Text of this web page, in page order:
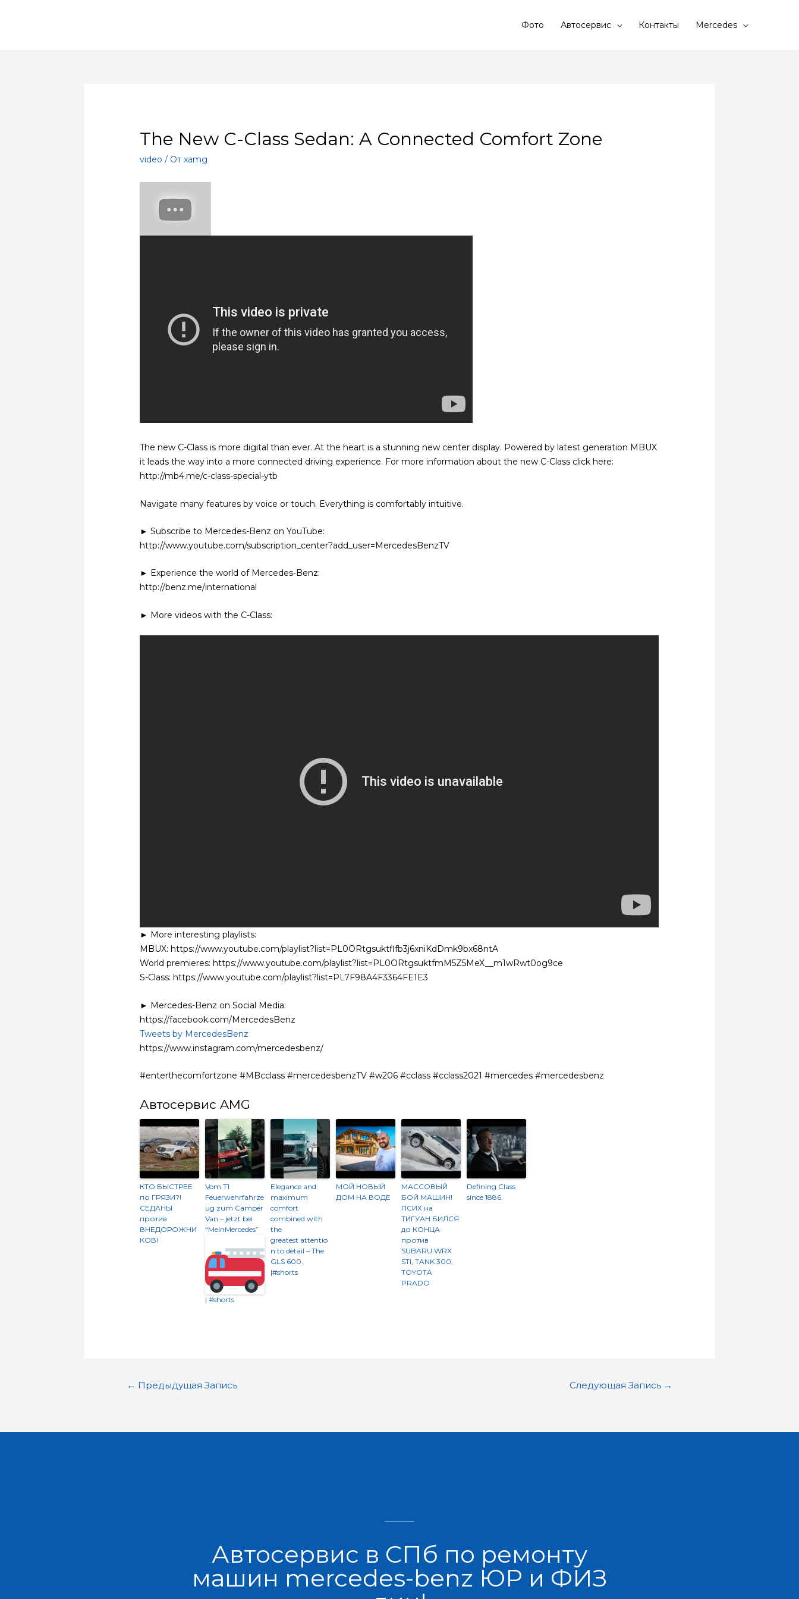
Фото Автосервис Контакты Mercedes
The New C-Class Sedan: A Connected Comfort Zone
video / От xamg
The new C-Class is more digital than ever. At the heart is a stunning new center display. Powered by latest generation MBUX
it leads the way into a more connected driving experience. For more information about the new C-Class click here:
http://mb4.me/c-class-special-ytb
Navigate many features by voice or touch. Everything is comfortably intuitive.
► Subscribe to Mercedes-Benz on YouTube:
http://www.youtube.com/subscription_center?add_user=MercedesBenzTV
► Experience the world of Mercedes-Benz:
http://benz.me/international
► More videos with the C-Class:
► More interesting playlists:
MBUX: https://www.youtube.com/playlist?list=PL0ORtgsuktflfb3j6xniKdDmk9bx68ntA
World premieres: https://www.youtube.com/playlist?list=PL0ORtgsuktfmM5Z5MeX__m1wRwt0og9ce
S-Class: https://www.youtube.com/playlist?list=PL7F98A4F3364FE1E3
► Mercedes-Benz on Social Media:
https://facebook.com/MercedesBenz
Tweets by MercedesBenz
https://www.instagram.com/mercedesbenz/
#enterthecomfortzone #MBcclass #mercedesbenzTV #w206 #cclass #cclass2021 #mercedes #mercedesbenz
Автосервис AMG
КТО БЫСТРЕЕ
по ГРЯЗИ?!
СЕДАНЫ
против
ВНЕДОРОЖНИ
КОВ!
Vom T1
Feuerwehrfahrze
ug zum Camper
Van – jetzt bei
“MeinMercedes”
| #shorts
Elegance and
maximum
comfort
combined with
the
greatest attentio
n to detail – The
GLS 600.​
|#shorts
МОЙ НОВЫЙ
ДОМ НА ВОДЕ
МАССОВЫЙ
БОЙ МАШИН!
ПСИХ на
ТИГУАН БИЛСЯ
до КОНЦА
против
SUBARU WRX
STI, TANK 300,
TOYOTA
PRADO
Defining Class
since 1886.
← Предыдущая Запись Следующая Запись →
Автосервис в СПб по ремонту
машин mercedes-benz ЮР и ФИЗ